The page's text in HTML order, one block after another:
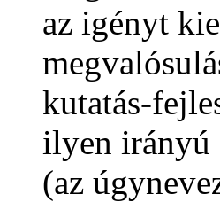
az igényt
kutatás-
ilyen irányú
(az